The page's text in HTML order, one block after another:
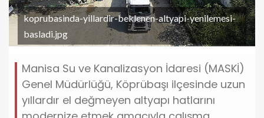
koprubasinda-yillardir-beklenen-altyapi-yenilemesi-
basladi.jpg
Manisa Su ve Kanalizasyon İdaresi (MASKİ)
Genel Müdürlüğü, Köprübaşı ilçesinde uzun
yıllardır el değmeyen altyapı hatlarını